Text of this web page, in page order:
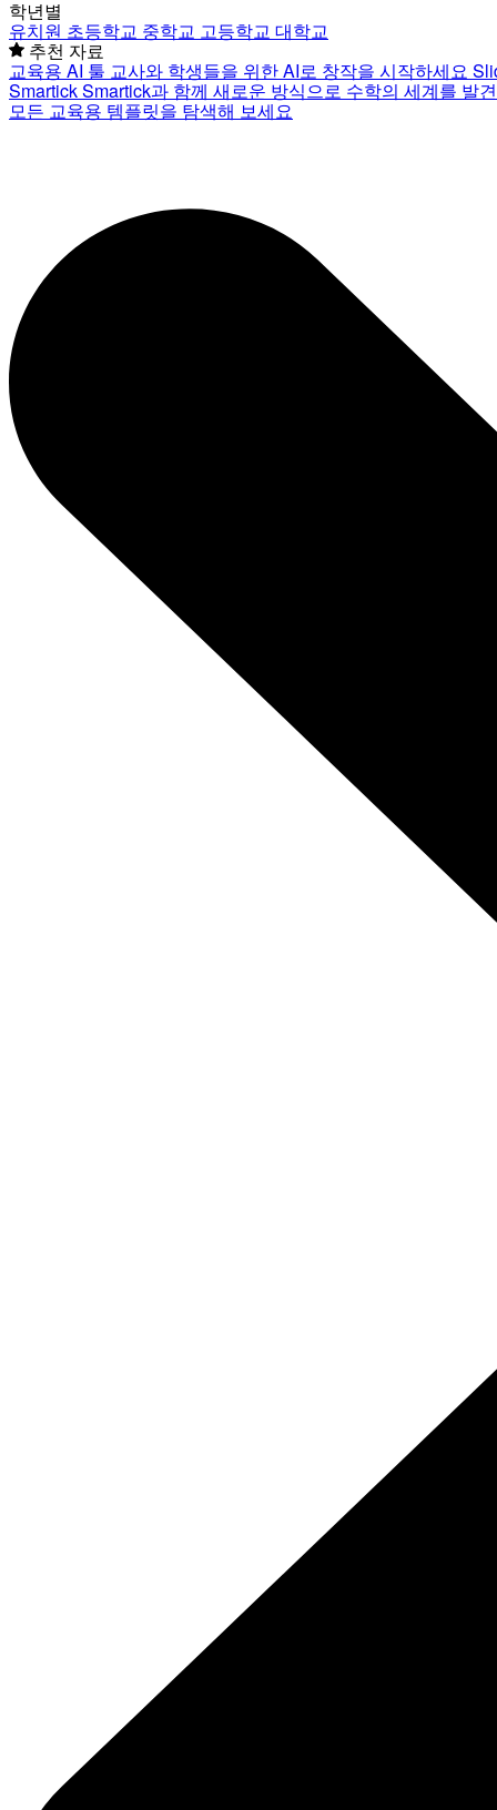
학년별
유치원 초등학교 중학교 고등학교 대학교
추천 자료
교육용 AI 툴 교사와 학생들을 위한 AI로 창작을 시작하세요
SmartickSmartick과 함께 새로운 방식으로 수학의 세계를 발
모든 교육용 템플릿을 탐색해 보세요